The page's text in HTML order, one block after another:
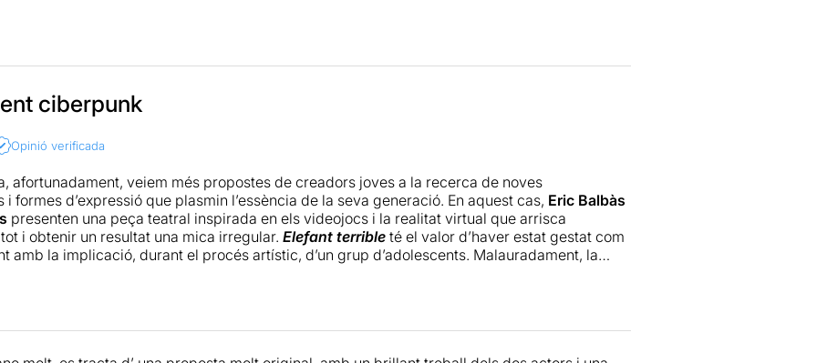
videojocs és un problema actual de la societat humana. És important destacar que els
si sols, no suposen un perill si se’n fa un ús adequat. Així doncs, l’addicció no se centra
sinó en l’ús descontrolat i abusiu que se'n fa d'ell.
originalitat i presentació de la proposta, tot i que hi ha moments que costa de seguir i
dos actors (Eric Balbas
el malestar cada vegada que s'interromp el joc o no es té temps de jugar, jugar més temps
inicialment, no poder deixar de jugar, invertir massa temps en qüestions relacionades
fins al punt en el qual s'arriba a interferir amb activitats quotidianes o deixar de fer altres
per seguir jugant.
que si es poleix una mica, serà sens dubte un imprescindible.
ciberpunk
Opinió verificada
afortunadament, veiem més propostes de creadors joves a la recerca de noves
formes d’expressió que plasmin l’essència de la seva generació. En aquest cas, Eric Balbàs
presenten una peça teatral inspirada en els videojocs i la realitat virtual que arrisca
i obtenir un resultat una mica irregular. Elefant terribleté el valor d’haver estat gestat com
amb la implicació, durant el procés artístic, d’un grup d’adolescents. Malauradament, la
de misteri amaga, en realitat, una debilitat narrativa que impedeix que el relat arranqui.
té l’habilitat de reinventar-se a la meitat de la història, revifant miraculosament el seu interès
Quan entra a escena el sentit de l’humor, l’honestedat i l’autoconsciència que, per